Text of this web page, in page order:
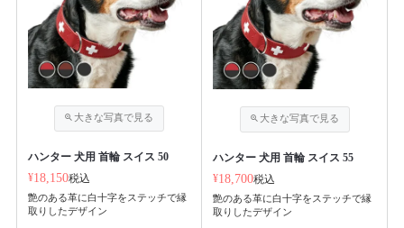
ハンター 犬用 首輪 スイス 50
¥18,150税込
艶のある革に白十字をステッチで縁
取りしたデザイン
ハンター 犬用 首輪 スイス 55
¥18,700税込
艶のある革に白十字をステッチで縁
取りしたデザイン